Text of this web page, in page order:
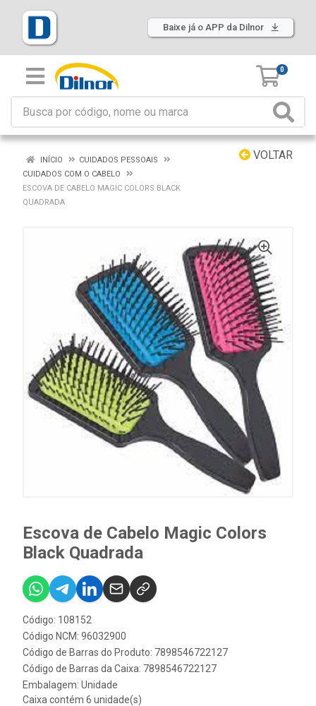
Baixe já o APP da Dilnor
0
VOLTAR
INÍCIO
CUIDADOS PESSOAIS
CUIDADOS COM O CABELO
ESCOVA DE CABELO MAGIC COLORS BLACK
QUADRADA
Escova de Cabelo Magic Colors
Black Quadrada
Código: 108152
Código NCM: 96032900
Código de Barras do Produto: 7898546722127
Código de Barras da Caixa: 7898546722127
Embalagem: Unidade
Caixa contém 6 unidade(s)